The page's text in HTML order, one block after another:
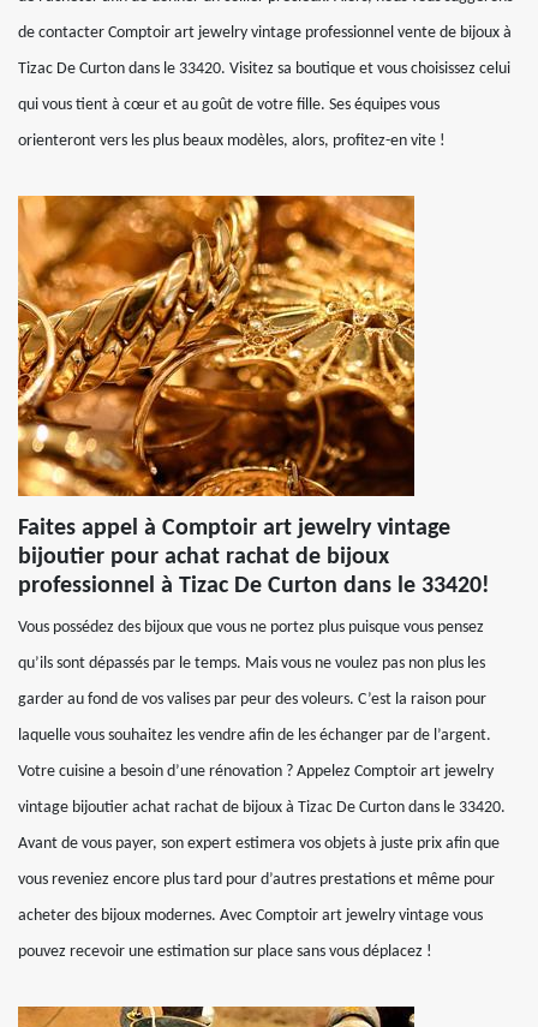
de contacter Comptoir art jewelry vintage professionnel vente de bijoux à
Tizac De Curton dans le 33420. Visitez sa boutique et vous choisissez celui
qui vous tient à cœur et au goût de votre fille. Ses équipes vous
orienteront vers les plus beaux modèles, alors, profitez-en vite !
Faites appel à Comptoir art jewelry vintage
bijoutier pour achat rachat de bijoux
professionnel à Tizac De Curton dans le 33420!
Vous possédez des bijoux que vous ne portez plus puisque vous pensez
qu’ils sont dépassés par le temps. Mais vous ne voulez pas non plus les
garder au fond de vos valises par peur des voleurs. C’est la raison pour
laquelle vous souhaitez les vendre afin de les échanger par de l’argent.
Votre cuisine a besoin d’une rénovation ? Appelez Comptoir art jewelry
vintage bijoutier achat rachat de bijoux à Tizac De Curton dans le 33420.
Avant de vous payer, son expert estimera vos objets à juste prix afin que
vous reveniez encore plus tard pour d’autres prestations et même pour
acheter des bijoux modernes. Avec Comptoir art jewelry vintage vous
pouvez recevoir une estimation sur place sans vous déplacez !